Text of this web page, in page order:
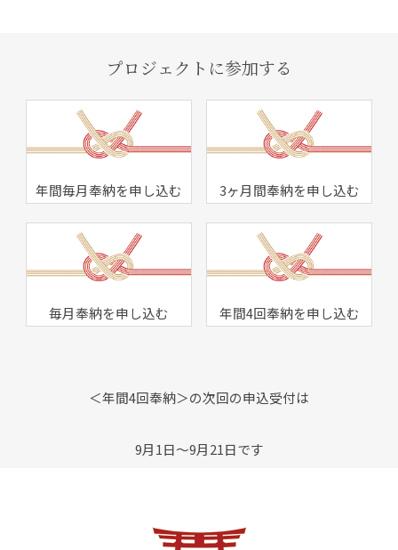
プロジェクトに参加する
年間毎月奉納を申し込む 3ヶ月間奉納を申し込む
毎月奉納を申し込む 年間4回奉納を申し込む
＜年間4回奉納＞の次回の申込受付は
9月1日～9月21日です